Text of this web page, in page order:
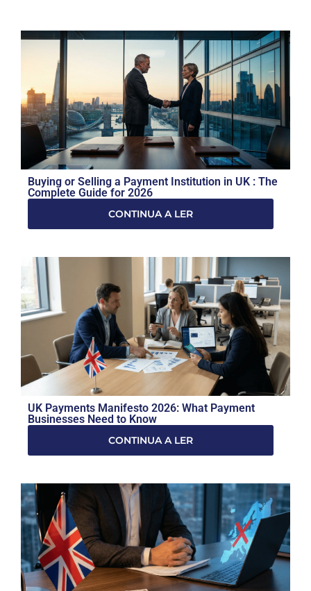
Buying or Selling a Payment Institution in UK : The
Complete Guide for 2026
CONTINUA A LER
UK Payments Manifesto 2026: What Payment
Businesses Need to Know
CONTINUA A LER